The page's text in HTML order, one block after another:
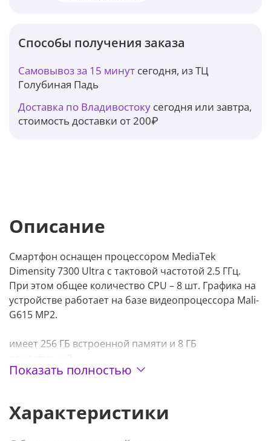
Способы получения заказа
Самовывоз за 15 минут сегодня, из ТЦ
Голубиная Падь
Доставка по Владивостоку сегодня или завтра,
стоимость доставки от 200₽
Описание
Смартфон оснащен процессором MediaTek
Dimensity 7300 Ultra с тактовой частотой 2.5 ГГц.
При этом общее количество CPU – 8 шт. Графика на
устройстве работает на базе видеопроцессора Mali-
G615 MP2.
имеет 256 ГБ встроенной памяти и 8 ГБ
Показать полностью
Характеристики